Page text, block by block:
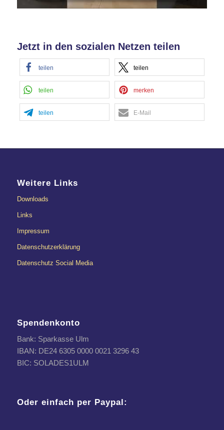
Mehr Informationen
powered byUsercentrics Consent
Management Platform
Jetzt in den sozialen Netzen teilen
teilen teilen
teilen merken
teilen E-Mail
Weitere Links
Downloads
Links
Impressum
Datenschutzerklärung
Datenschutz Social Media
Spendenkonto
Bank: Sparkasse Ulm
IBAN: DE24 6305 0000 0021 3296 43
BIC: SOLADES1ULM
Oder einfach per Paypal: